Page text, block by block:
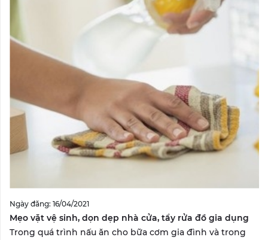
Ngày đăng: 16/04/2021
Mẹo vặt vệ sinh, dọn dẹp nhà cửa, tẩy rửa đồ gia dụng
Trong quá trình nấu ăn cho bữa cơm gia đình và trong